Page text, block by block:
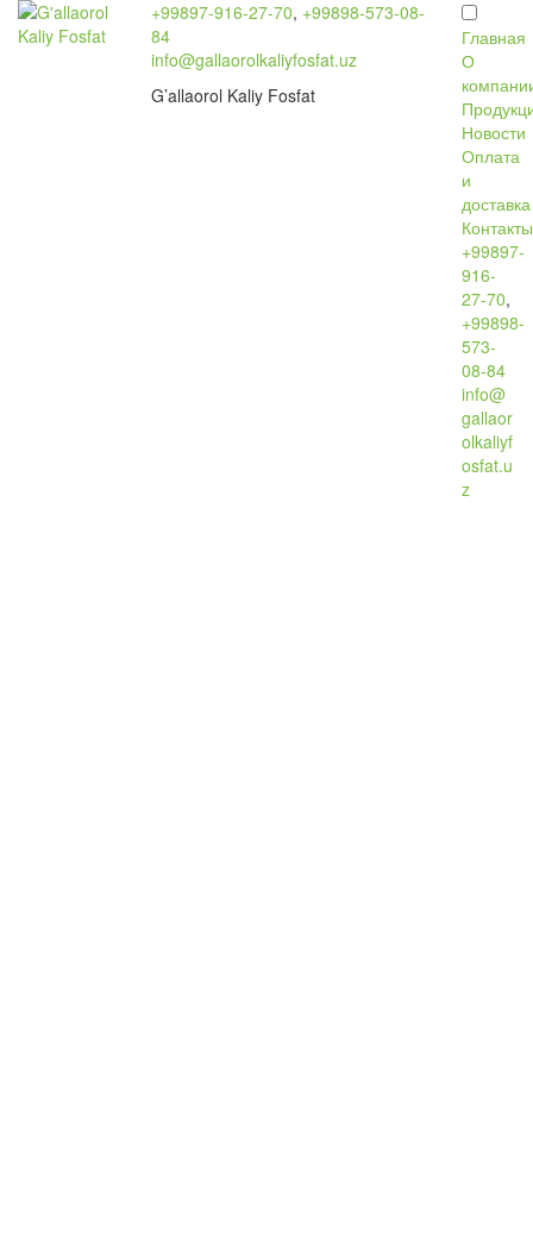
+99897-916-27-70, +99898-573-08-
84
info@gallaorolkaliyfosfat.uz
G’allaorol Kaliy Fosfat
Главная
О
Новости
Оплата
и
доставка
Контакты
+99897-
916-
27-70,
+99898-
573-
08-84
info@
gallaor
olkaliyf
osfat.u
z